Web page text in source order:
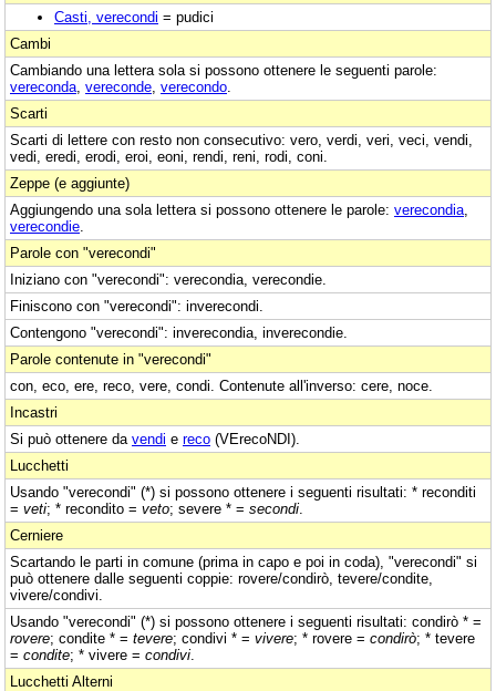
Casti, verecondi = pudici
Cambi
Cambiando una lettera sola si possono ottenere le seguenti parole:
vereconda vereconde verecondo
Scarti
Scarti di lettere con resto non consecutivo: vero, verdi, veri, veci, vendi,
vedi, eredi, erodi, eroi, eoni, rendi, reni, rodi, coni.
Zeppe (e aggiunte)
Aggiungendo una sola lettera si possono ottenere le parole: verecondia
verecondie
Parole con "verecondi"
Iniziano con "verecondi": verecondia, verecondie.
Finiscono con "verecondi": inverecondi.
Contengono "verecondi": inverecondia, inverecondie.
Parole contenute in "verecondi"
con, eco, ere, reco, vere, condi. Contenute all'inverso: cere, noce.
Incastri
Si può ottenere da vendi e reco (VErecoNDI).
Lucchetti
Usando "verecondi" (*) si possono ottenere i seguenti risultati: * reconditi
= veti; * recondito = veto; severe * = secondi
Cerniere
Scartando le parti in comune (prima in capo e poi in coda), "verecondi" si
può ottenere dalle seguenti coppie: rovere/condirò, tevere/condite,
vivere/condivi.
Usando "verecondi" (*) si possono ottenere i seguenti risultati: condirò * =
rovere; condite * = tevere; condivi * = vivere; * rovere = condirò; * tevere
= condite; * vivere = condivi
Lucchetti Alterni